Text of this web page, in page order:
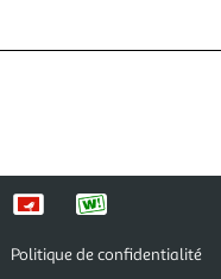
Politique de confidentialité